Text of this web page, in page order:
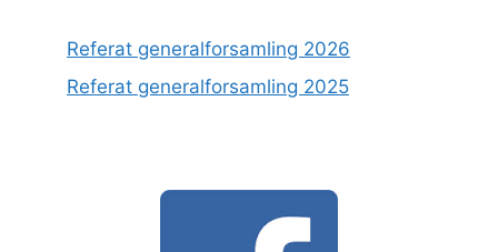
Referat generalforsamling 2026
Referat generalforsamling 2025